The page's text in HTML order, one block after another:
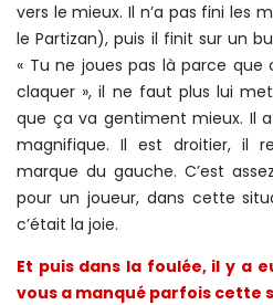
vers le mieux. Il n’a pas fini les
le Partizan), puis il finit sur un
« Tu ne joues pas là parce que
claquer », il ne faut plus lui
que ça va gentiment mieux. Il
magnifique. Il est droitier, il
marque du gauche. C’est
pour un joueur, dans cette
c’était la joie.
Et puis dans la foulée, il y a
vous a manqué parfois cette